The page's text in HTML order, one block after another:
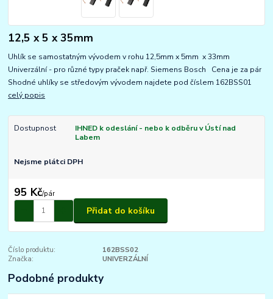
12,5 x 5 x 35mm
Uhlík se samostatným vývodem v rohu 12,5mm x 5mm x 33mm
Univerzální - pro různé typy praček např. Siemens Bosch Cena je za pár
Shodné uhlíky se středovým vývodem najdete pod číslem 162BSS01
celý popis
Dostupnost
IHNED k odeslání - nebo k odběru v Ústí nad
Labem
Nejsme plátci DPH
95 Kč/pár
Přidat do košíku
Číslo produktu:
162BSS02
Značka:
UNIVERZÁLNÍ
Podobné produkty